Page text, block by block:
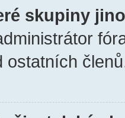
skupiny
ostatních